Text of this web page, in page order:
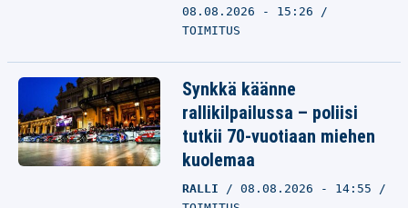
08.08.2026 - 15:26
TOIMITUS
Synkkä käänne
rallikilpailussa – poliisi
tutkii 70-vuotiaan miehen
kuolemaa
RALLI
08.08.2026 - 14:55